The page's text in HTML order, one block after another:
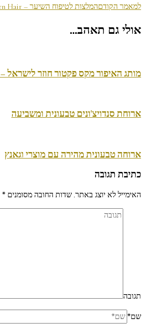
ניווט
בפוסטים
למאמר הקודםהמלצות לטיפוח השיער – My Unicorn Hair
אולי גם תאהב...
מותג האיפור מקס פקטור חוזר לישראל – Max Factor
ארוחת סנדויצ'ונים טבעונית ומשביעה
ארוחה טבעונית מהירה עם מוצרי וגאנץ
כתיבת תגובה
האימייל לא יוצג באתר.שדות החובה מסומנים *
תגובה
שם*